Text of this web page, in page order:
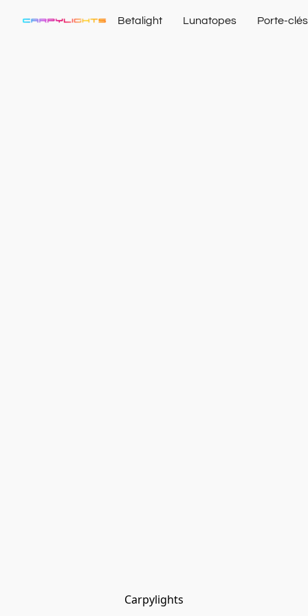
Betalight Lunatopes Porte-clés
Carpylights